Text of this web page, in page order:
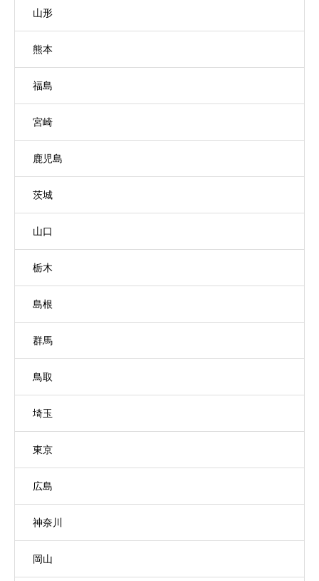
山形
熊本
福島
宮崎
鹿児島
茨城
山口
栃木
島根
群馬
鳥取
埼玉
東京
広島
神奈川
岡山